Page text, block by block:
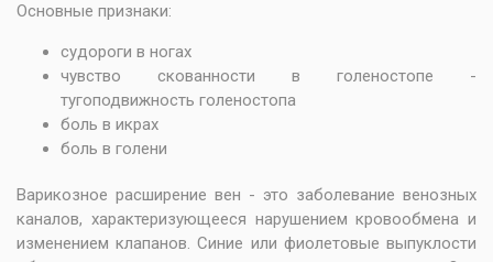
Основные признаки:
судороги в ногах
чувство скованности в голеностопе -
тугоподвижность голеностопа
боль в икрах
боль в голени
Варикозное расширение вен - это заболевание венозных
каналов, характеризующееся нарушением кровообмена и
изменением клапанов. Синие или фиолетовые выпуклости